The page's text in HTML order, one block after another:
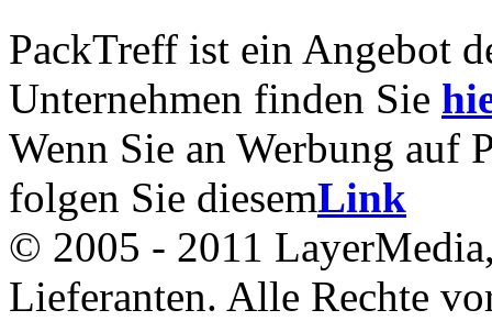
PackTreff ist ein Angebot
Unternehmen finden Sie
Wenn Sie an Werbung auf
folgen Sie diesemLink
© 2005 - 2011
Lieferanten. Alle Rechte